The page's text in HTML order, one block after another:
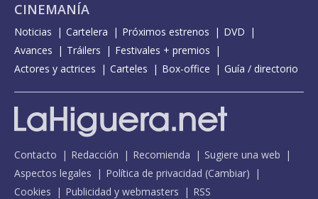
CINEMANÍA
Noticias Cartelera Próximos estrenos
DVD
Avances
Tráilers
Festivales + premios
Actores y actrices
Carteles Box-office Guía / directorio
Contacto Redacción Recomienda
Sugiere una web
Aspectos legales
Política de privacidad (Cambiar)
Cookies
Publicidad y webmasters RSS